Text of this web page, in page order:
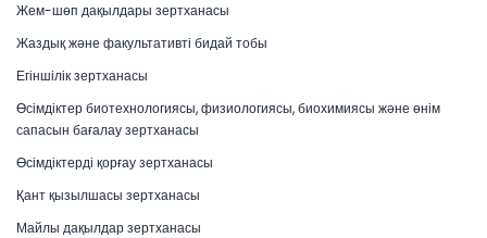
Жем-шөп дақылдары зертханасы
Жаздық және факультативті бидай тобы
Егіншілік зертханасы
Өсімдіктер биотехнологиясы, физиологиясы, биохимиясы және өнім
сапасын бағалау зертханасы
Өсімдіктерді қорғау зертханасы
Қант қызылшасы зертханасы
Майлы дақылдар зертханасы